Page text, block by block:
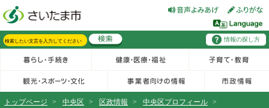
情報の探し方
トップページ > 中央区 > 区政情報 > 中央区プロフィール >